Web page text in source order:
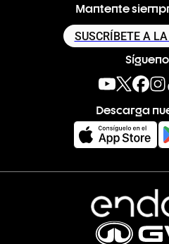
Mantente
SUSCRÍBETE A
Descarga